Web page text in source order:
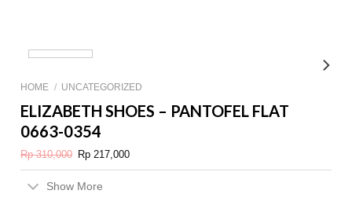
HOME / UNCATEGORIZED
ELIZABETH SHOES – PANTOFEL FLAT
0663-0354
Rp310,000
Original
price
Rp 217,000Current
Show More